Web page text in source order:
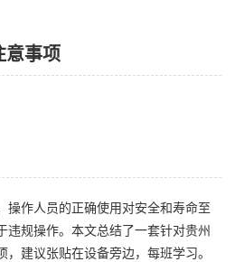
意事项
操作人员的正确使用对安全和寿命至
违规操作。本文总结了一套针对贵州
建议张贴在设备旁边，每班学习。